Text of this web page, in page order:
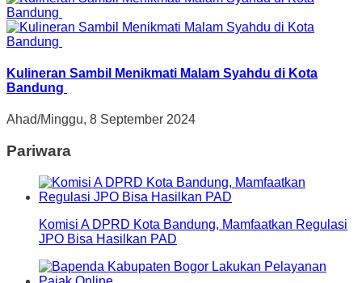
Kulineran Sambil Menikmati Malam Syahdu di Kota
Bandung
Ahad/Minggu, 8 September 2024
Pariwara
Komisi A DPRD Kota Bandung, Mamfaatkan Regulasi
JPO Bisa Hasilkan PAD